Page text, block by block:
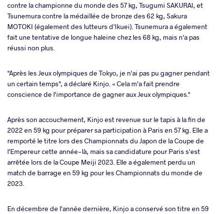
contre la championne du monde des 57 kg, Tsugumi SAKURAI, et
Tsunemura contre la médaillée de bronze des 62 kg, Sakura
MOTOKI (également des lutteurs d'Ikuei). Tsunemura a également
fait une tentative de longue haleine chez les 68 kg, mais n'a pas
réussi non plus.
"Après les Jeux olympiques de Tokyo, je n'ai pas pu gagner pendant
un certain temps", a déclaré Kinjo. « Cela m'a fait prendre
conscience de l'importance de gagner aux Jeux olympiques."
Après son accouchement, Kinjo est revenue sur le tapis à la fin de
2022 en 59 kg pour préparer sa participation à Paris en 57 kg. Elle a
remporté le titre lors des Championnats du Japon de la Coupe de
l'Empereur cette année-là, mais sa candidature pour Paris s'est
arrêtée lors de la Coupe Meiji 2023. Elle a également perdu un
match de barrage en 59 kg pour les Championnats du monde de
2023.
En décembre de l'année dernière, Kinjo a conservé son titre en 59